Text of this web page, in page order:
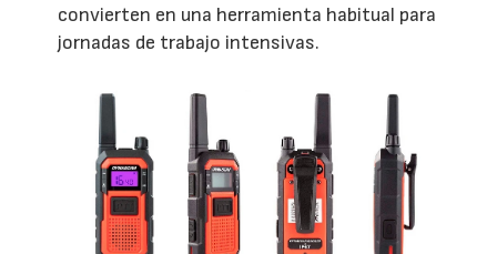
convierten en una herramienta habitual para
jornadas de trabajo intensivas.